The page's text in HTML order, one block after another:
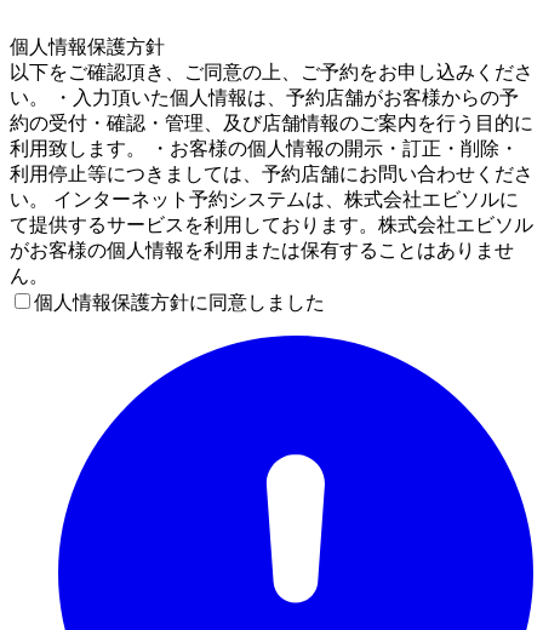
個人情報保護方針
以下をご確認頂き、ご同意の上、ご予約をお申し込みくださ
い。 ・入力頂いた個人情報は、予約店舗がお客様からの予
約の受付・確認・管理、及び店舗情報のご案内を行う目的に
利用致します。 ・お客様の個人情報の開示・訂正・削除・
利用停止等につきましては、予約店舗にお問い合わせくださ
い。 インターネット予約システムは、株式会社エビソルに
て提供するサービスを利用しております。株式会社エビソル
がお客様の個人情報を利用または保有することはありませ
ん。
個人情報保護方針に同意しました